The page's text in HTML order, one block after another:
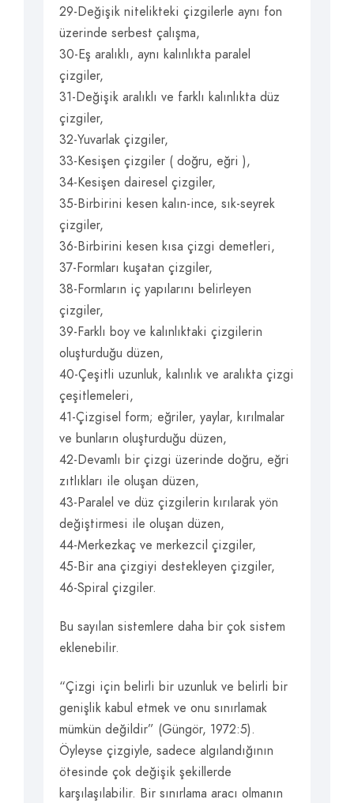
29-Değişik nitelikteki çizgilerle aynı fon
üzerinde serbest çalışma,
30-Eş aralıklı, aynı kalınlıkta paralel
çizgiler,
31-Değişik aralıklı ve farklı kalınlıkta düz
çizgiler,
32-Yuvarlak çizgiler,
33-Kesişen çizgiler ( doğru, eğri ),
34-Kesişen dairesel çizgiler,
35-Birbirini kesen kalın-ince, sık-seyrek
çizgiler,
36-Birbirini kesen kısa çizgi demetleri,
37-Formları kuşatan çizgiler,
38-Formların iç yapılarını belirleyen
çizgiler,
39-Farklı boy ve kalınlıktaki çizgilerin
oluşturduğu düzen,
40-Çeşitli uzunluk, kalınlık ve aralıkta çizgi
çeşitlemeleri,
41-Çizgisel form; eğriler, yaylar, kırılmalar
ve bunların oluşturduğu düzen,
42-Devamlı bir çizgi üzerinde doğru, eğri
zıtlıkları ile oluşan düzen,
43-Paralel ve düz çizgilerin kırılarak yön
değiştirmesi ile oluşan düzen,
44-Merkezkaç ve merkezcil çizgiler,
45-Bir ana çizgiyi destekleyen çizgiler,
46-Spiral çizgiler.
Bu sayılan sistemlere daha bir çok sistem
eklenebilir.
“Çizgi için belirli bir uzunluk ve belirli bir
genişlik kabul etmek ve onu sınırlamak
mümkün değildir” (Güngör, 1972:5).
Öyleyse çizgiyle, sadece algılandığının
ötesinde çok değişik şekillerde
karşılaşılabilir. Bir sınırlama aracı olmanın